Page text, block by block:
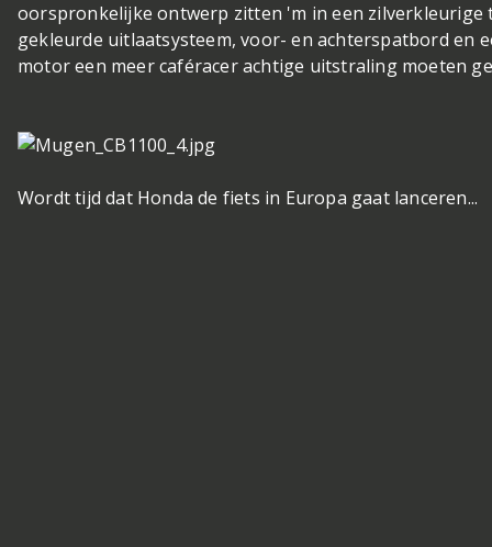
oorspronkelijke ontwerp zitten 'm in een zilverkleurige
gekleurde uitlaatsysteem, voor- en achterspatbord en
motor een meer caféracer achtige uitstraling moeten
Wordt tijd dat Honda de fiets in Europa gaat lanceren...